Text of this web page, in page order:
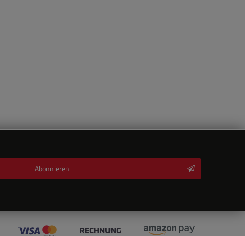
Abonnieren